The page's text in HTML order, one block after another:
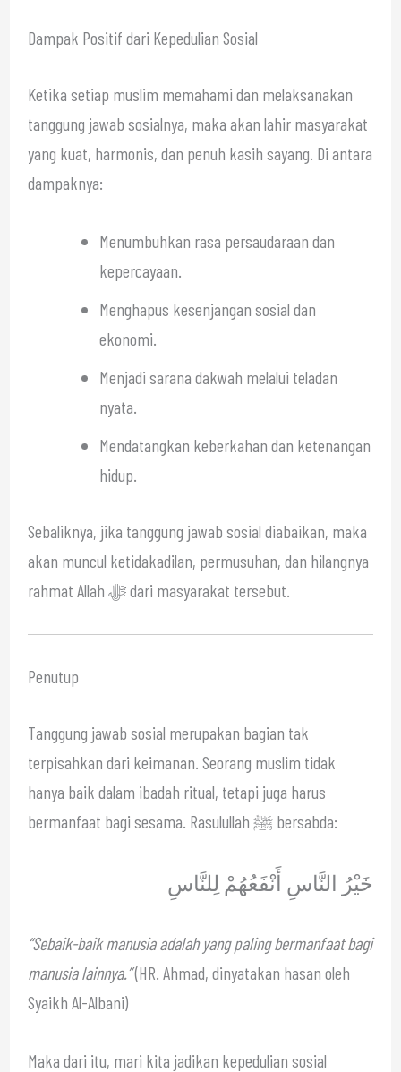
Dampak Positif dari Kepedulian Sosial
Ketika setiap muslim memahami dan melaksanakan
tanggung jawab sosialnya, maka akan lahir masyarakat
yang kuat, harmonis, dan penuh kasih sayang. Di antara
dampaknya:
Menumbuhkan rasa persaudaraan dan
kepercayaan.
Menghapus kesenjangan sosial dan
ekonomi.
Menjadi sarana dakwah melalui teladan
nyata.
Mendatangkan keberkahan dan ketenangan
hidup.
Sebaliknya, jika tanggung jawab sosial diabaikan, maka
akan muncul ketidakadilan, permusuhan, dan hilangnya
rahmat Allah ﷻ dari masyarakat tersebut.
Penutup
Tanggung jawab sosial merupakan bagian tak
terpisahkan dari keimanan. Seorang muslim tidak
hanya baik dalam ibadah ritual, tetapi juga harus
bermanfaat bagi sesama. Rasulullah ﷺ bersabda:
خَيْرُ النَّاسِ أَنْفَعُهُمْ لِلنَّاسِ
“Sebaik-baik manusia adalah yang paling bermanfaat bagi
manusia lainnya.”(HR. Ahmad, dinyatakan hasan oleh
Syaikh Al-Albani)
Maka dari itu, mari kita jadikan kepedulian sosial